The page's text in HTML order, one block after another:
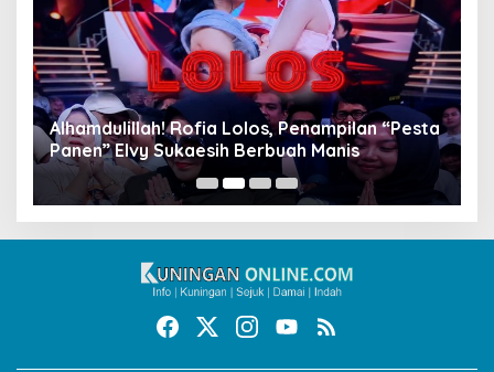
Alhamdulillah! Rofia Lolos, Penampilan “Pesta
Panen” Elvy Sukaesih Berbuah Manis